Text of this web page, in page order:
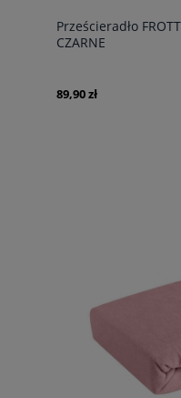
Prześcieradło
CZARNE
89,90 zł